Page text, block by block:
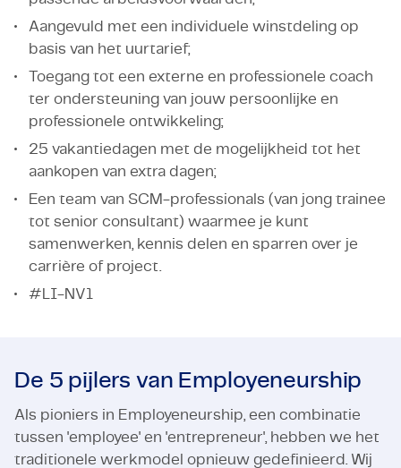
Aangevuld met een individuele winstdeling op
basis van het uurtarief;
Toegang tot een externe en professionele coach
ter ondersteuning van jouw persoonlijke en
professionele ontwikkeling;
25 vakantiedagen met de mogelijkheid tot het
aankopen van extra dagen;
Een team van SCM-professionals (van jong trainee
tot senior consultant) waarmee je kunt
samenwerken, kennis delen en sparren over je
carrière of project.
#LI-NV1
De 5 pijlers van Employeneurship
Als pioniers in Employeneurship, een combinatie
tussen 'employee' en 'entrepreneur', hebben we het
traditionele werkmodel opnieuw gedefinieerd. Wij